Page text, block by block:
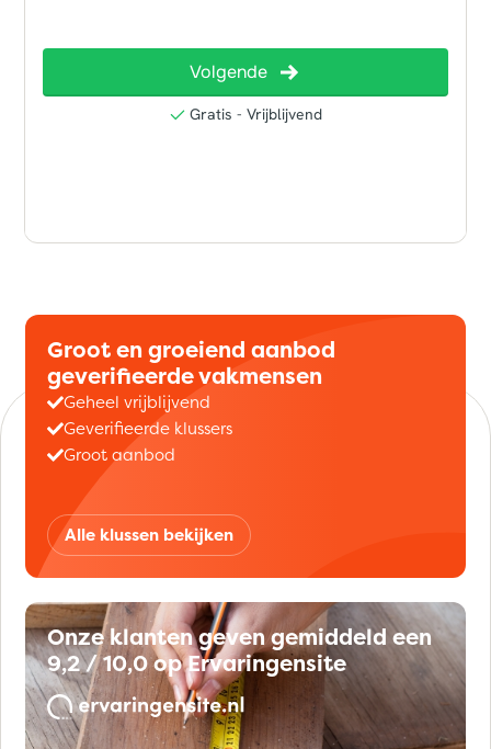
Groot en groeiend aanbod
geverifieerde vakmensen
Geheel vrijblijvend
Geverifieerde klussers
Groot aanbod
Alle klussen bekijken
Onze klanten geven gemiddeld een
9,2 / 10,0 op Ervaringensite